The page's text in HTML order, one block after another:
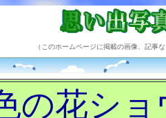
（このホームページに掲載の画像、記事
の花ショ